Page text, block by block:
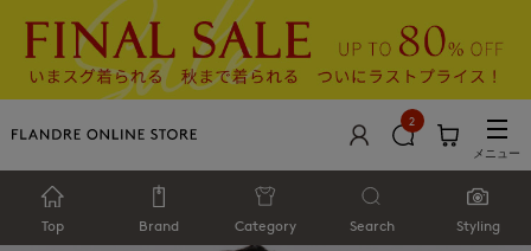
2
メニュー
Top Brand Category Search Styling